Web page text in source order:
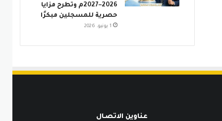
2026–2027م وتطرح مزايا
حصرية للمسجلين مبكرًا
1 يونيو، 2026
عناوين الاتصـال